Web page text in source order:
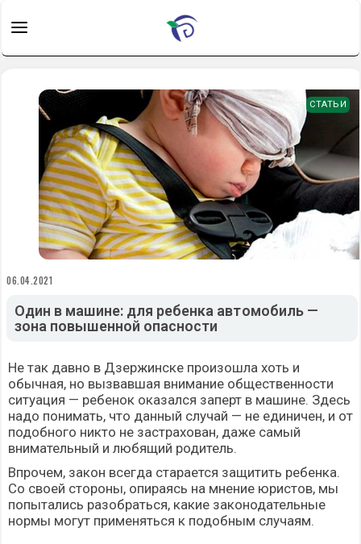
СТАТЬИ
06.04.2021
Один в машине: для ребенка автомобиль —
зона повышенной опасности
Не так давно в Дзержинске произошла хоть и
обычная, но вызвавшая внимание общественности
ситуация — ребенок оказался заперт в машине. Здесь
надо понимать, что данный случай — не единичен, и от
подобного никто не застрахован, даже самый
внимательный и любящий родитель.
Впрочем, закон всегда старается защитить ребенка.
Со своей стороны, опираясь на мнение юристов, мы
попытались разобраться, какие законодательные
нормы могут применяться к подобным случаям.